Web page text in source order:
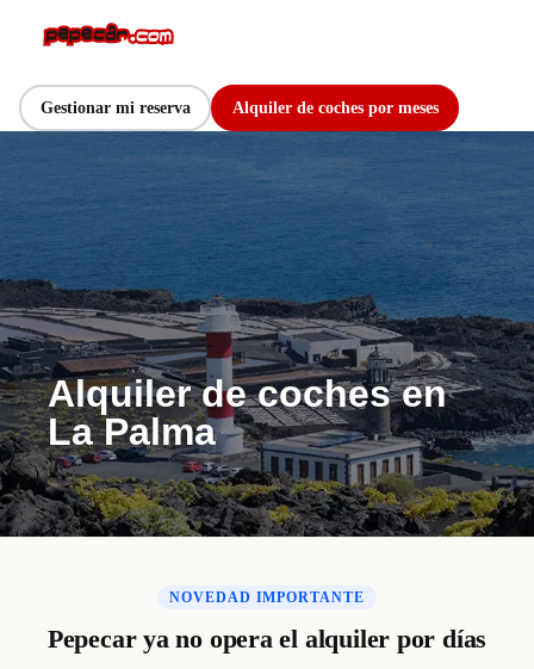
Gestionar mi reserva Alquiler de coches por meses
Alquiler de coches en
La Palma
NOVEDAD IMPORTANTE
Pepecar ya no opera el alquiler por días